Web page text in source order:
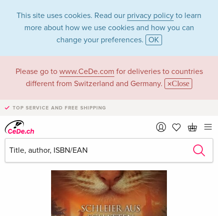
This site uses cookies. Read our privacy policy to learn
more about how we use cookies and how you can
change your preferences. OK
Please go to www.CeDe.com for deliveries to countries
different from Switzerland and Germany.
Close
TOP SERVICE AND FREE SHIPPING